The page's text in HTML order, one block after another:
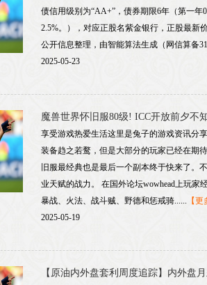
债信用级别为“AA+”，债券期限6年（第一年
2.5%。），对应正股名紫金银行，正股最新
公开信息整理，由智能算法生成（网信算备
2025-05-23
魔兽世界怀旧服80级! ICC开放前夕不
享受游戏热爱生活这里是兔子的游戏资讯分
装备趋之若鹜，但是大部分的玩家已经在期
旧服最经典也是最后一个副本终于快来了。
业天赋的战力。 在国外论坛wowhead上玩
暴战、火法、战斗贼、野德和惩戒骑...... 【更
2025-05-19
【原油内外盘套利周度追踪】内外盘